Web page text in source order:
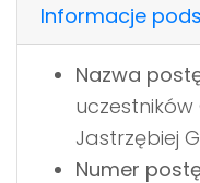
Informacje
Nazwa
Jastrzębiej
Numer